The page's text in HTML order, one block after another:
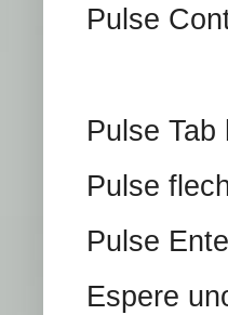
Pulse
Pulse
Pulse
Pulse
Espere